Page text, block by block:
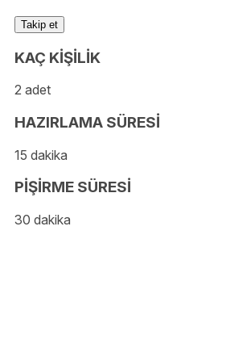
Takip et
KAÇ KİŞİLİK
2 adet
HAZIRLAMA SÜRESİ
15 dakika
PİŞİRME SÜRESİ
30 dakika